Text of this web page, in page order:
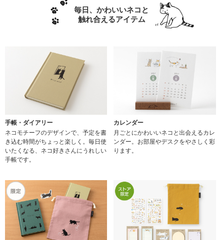
毎日、かわいいネコと
触れ合えるアイテム
手帳・ダイアリー
ネコモチーフのデザインで、予定を書
き込む時間がちょっと楽しく。毎日使
いたくなる、ネコ好きさんにうれしい
手帳です。
カレンダー
月ごとにかわいいネコと出会えるカレ
ンダー。お部屋やデスクをやさしく彩
ります。